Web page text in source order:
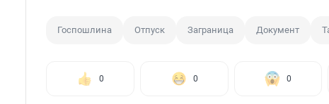
Госпошлина Отпуск Заграница Документ
0 0 0